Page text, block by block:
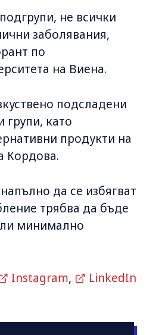
не всички
заболявания,
по
на Виена.
подсладени
групи, като
продукти на
Кордова.
да се избягват
трябва да бъде
минимално
Instagram,
LinkedIn